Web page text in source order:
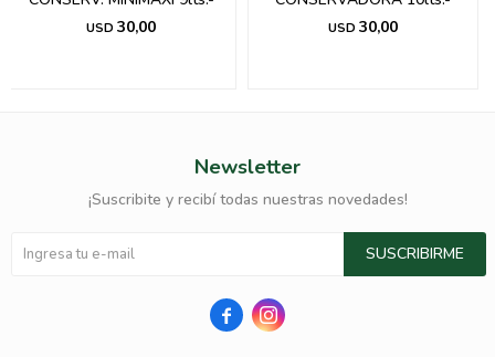
USD 30,00 USD 30,00
Newsletter
¡Suscribite y recibí todas nuestras novedades!
SUSCRIBIRME
 